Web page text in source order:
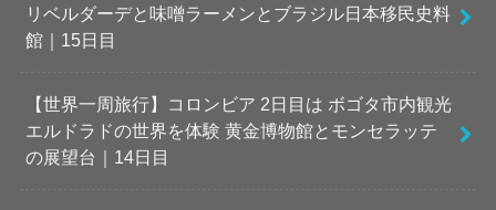
リベルダーデと味噌ラーメンとブラジル日本移民史料
館｜15日目
【世界一周旅行】コロンビア 2日目は ボゴタ市内観光
エルドラドの世界を体験 黄金博物館とモンセラッテ
の展望台｜14日目